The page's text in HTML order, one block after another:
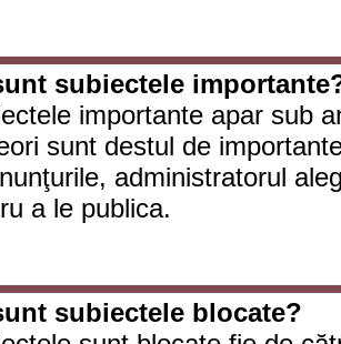
subiectele
importante apar sub
sunt destul de
administratorul
a le publica.
subiectele blocate?